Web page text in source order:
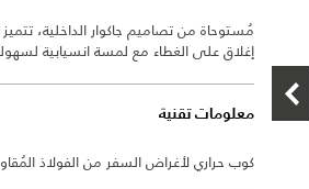
مُستوحاة من تصاميم جاكوار الداخلية،
إغلاق على الغطاء مع لمسة انسيابية
معلومات تقنية
كوب حراري لأغراض السفر من الفولاذ